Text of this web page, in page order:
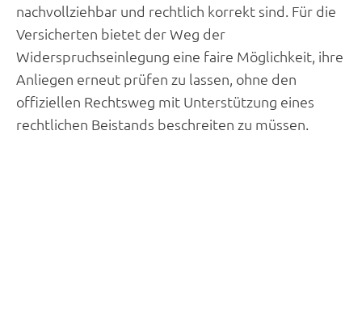
nachvollziehbar und rechtlich korrekt sind. Für die
Versicherten bietet der Weg der
Widerspruchseinlegung eine faire Möglichkeit, ihre
Anliegen erneut prüfen zu lassen, ohne den
offiziellen Rechtsweg mit Unterstützung eines
rechtlichen Beistands beschreiten zu müssen.